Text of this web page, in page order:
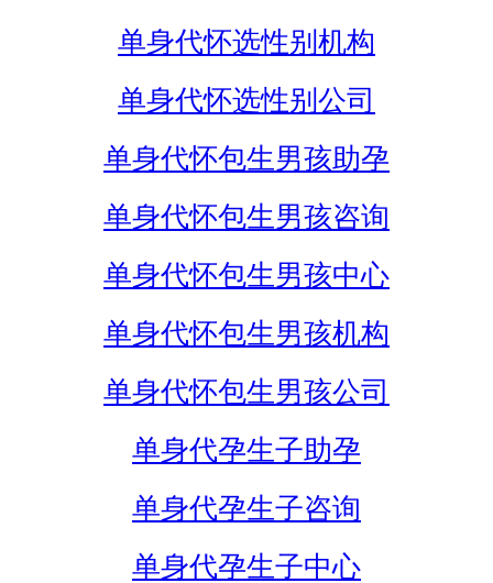
单身代怀选性别机构
单身代怀选性别公司
单身代怀包生男孩助孕
单身代怀包生男孩咨询
单身代怀包生男孩中心
单身代怀包生男孩机构
单身代怀包生男孩公司
单身代孕生子助孕
单身代孕生子咨询
单身代孕生子中心